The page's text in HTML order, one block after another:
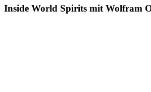
Inside World Spirits mit Wolfram